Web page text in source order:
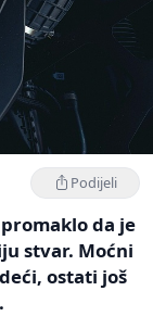
Podijeli
da je
stvar. Moćni
ostati još